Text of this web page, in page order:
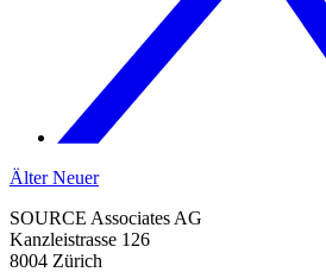
ÄlterNeuer
SOURCE Associates AG
Kanzleistrasse 126
8004 Zürich